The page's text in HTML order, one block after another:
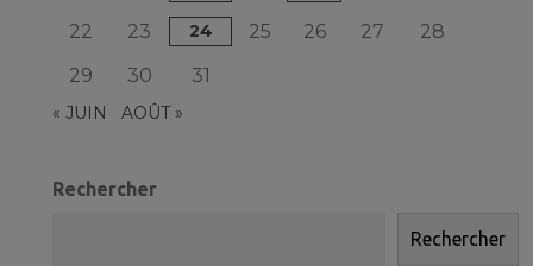
22
23 24 25 26 27
28
29
30 31
« JUIN AOÛT »
Rechercher
Rechercher